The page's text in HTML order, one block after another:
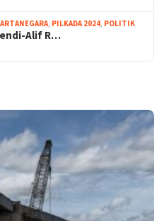
, PILKADA 2024, POLITIK
Alif R…